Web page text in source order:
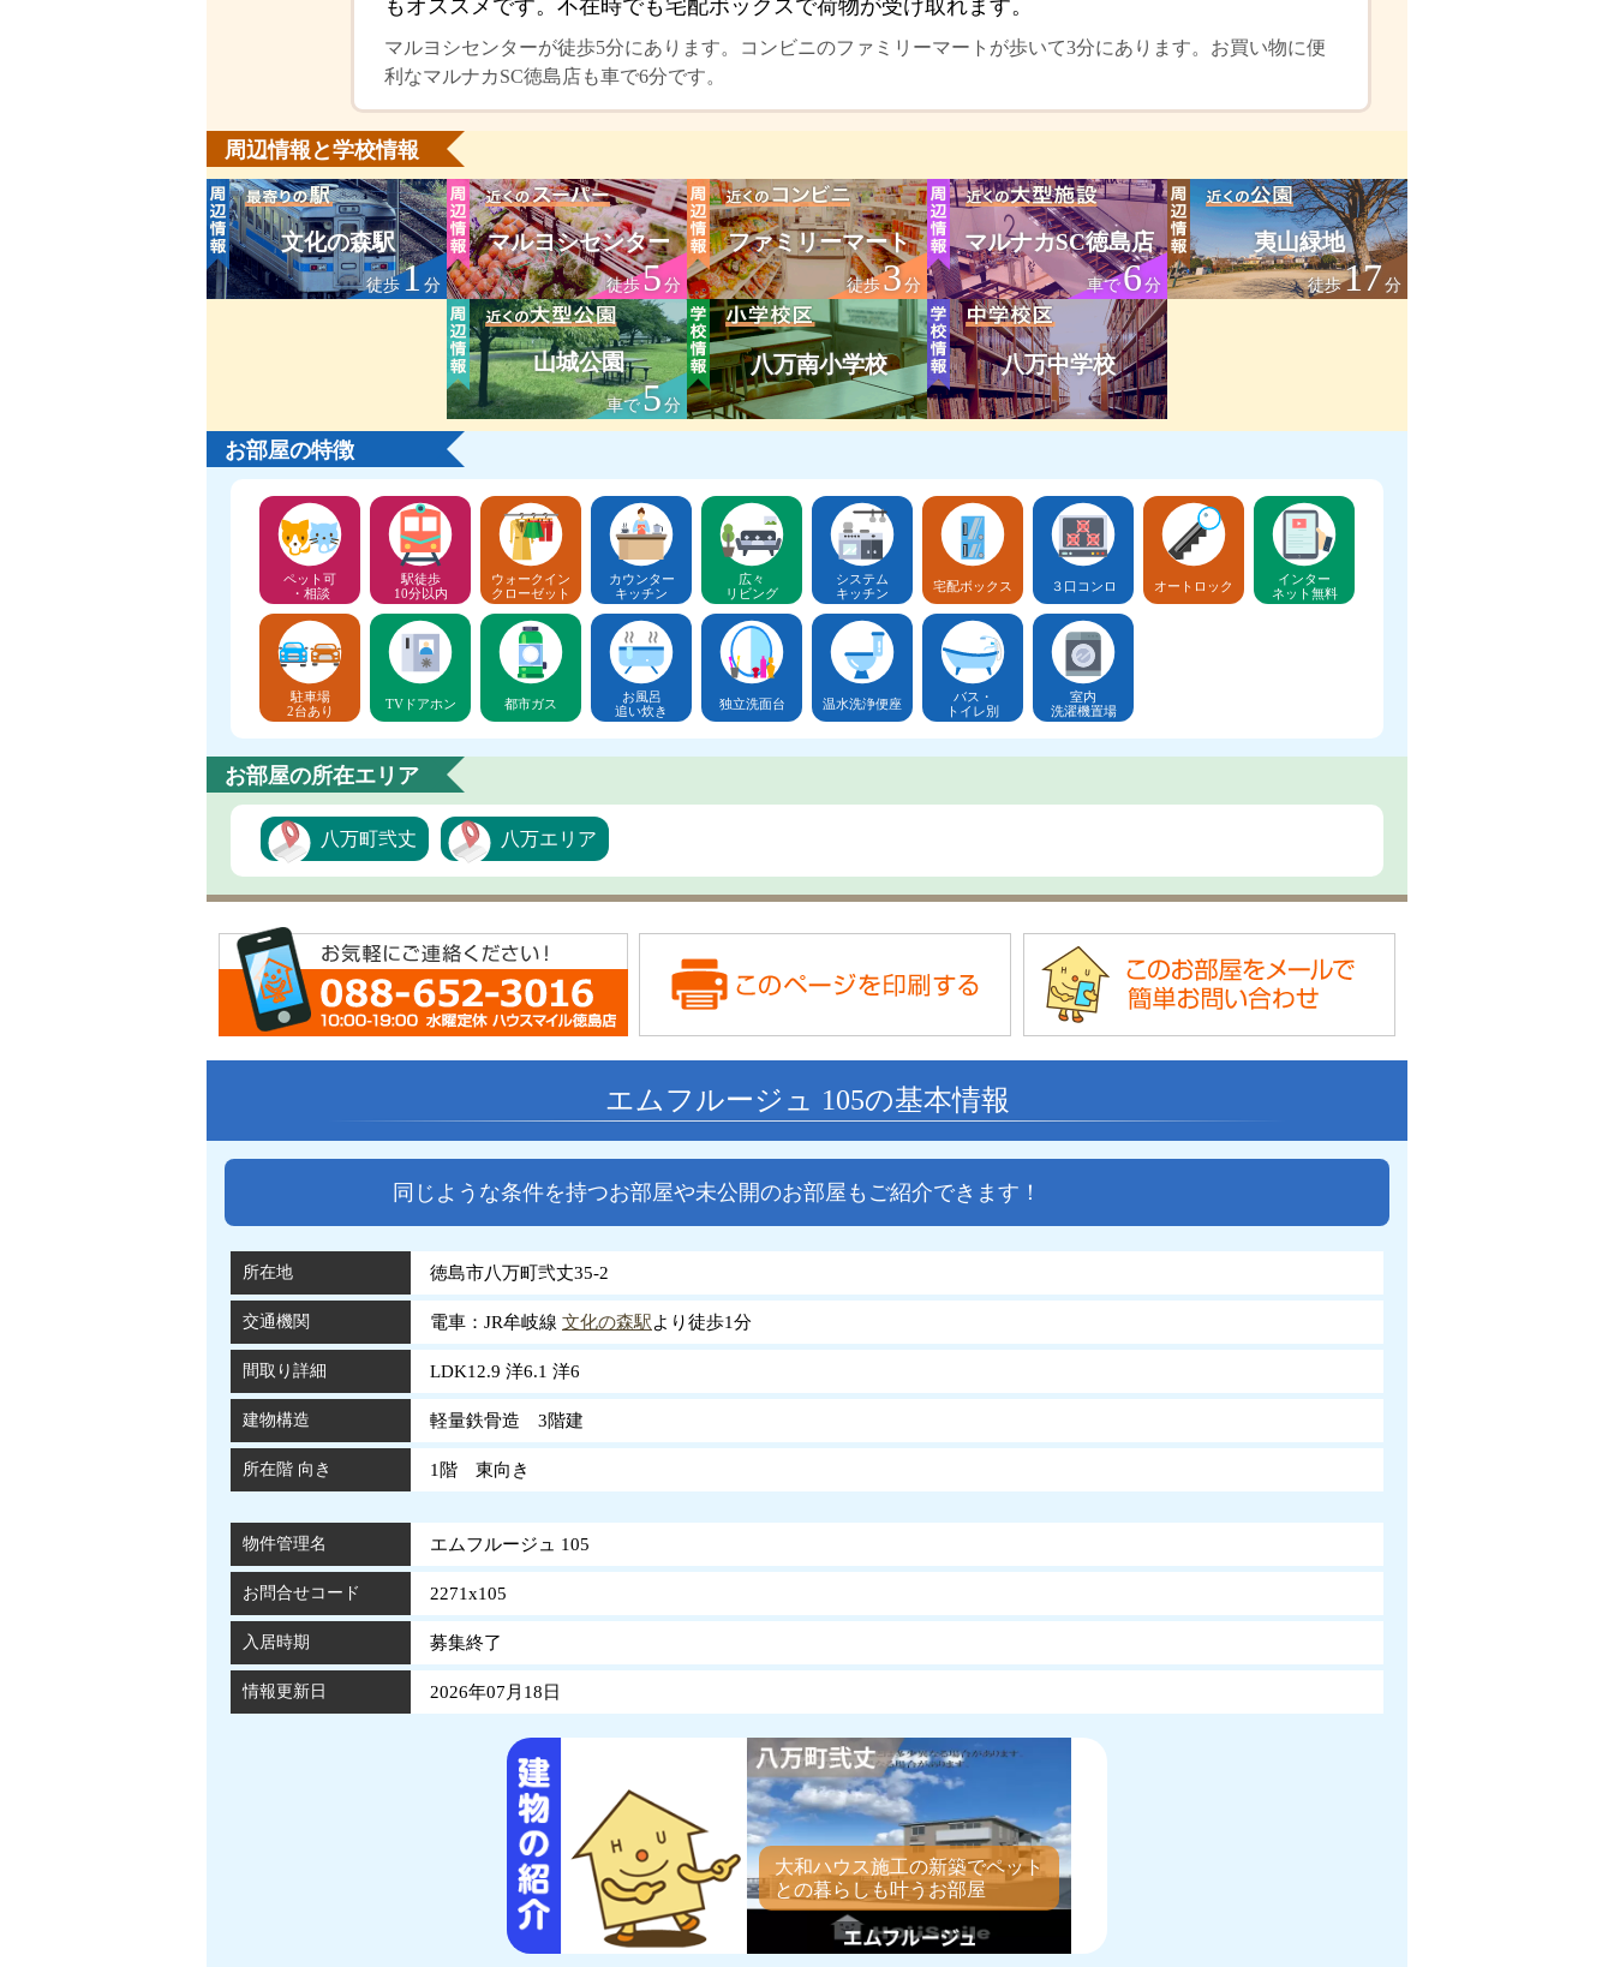
もオススメです。不在時でも宅配ボックスで荷物が受け取れます。
マルヨシセンターが徒歩5分にあります。コンビニのファミリーマートが歩いて3分にあります。お買い物に便
利なマルナカSC徳島店も車で6分です。
周辺情報と学校情報
文化の森駅
徒歩1分
マルヨシセンター
徒歩5分
ファミリーマート
徒歩3分
マルナカSC徳島店
車で6分
夷山緑地
徒歩17分
山城公園
車で5分
八万南小学校 八万中学校
お部屋の特徴
ペット可
・相談
駅徒歩
10分以内
ウォークイン
クローゼット
カウンター
キッチン
広々
リビング
システム
キッチン
宅配ボックス ３口コンロ オートロック
インター
ネット無料
駐車場
2台あり
TVドアホン 都市ガス
お風呂
追い炊き
独立洗面台 温水洗浄便座
バス・
トイレ別
室内
洗濯機置場
お部屋の所在エリア
八万町弐丈 八万エリア
エムフルージュ 105の基本情報
同じような条件を持つお部屋や未公開のお部屋もご紹介できます！
所在地 徳島市八万町弐丈35-2
交通機関 電車：JR牟岐線 文化の森駅より徒歩1分
間取り詳細 LDK12.9 洋6.1 洋6
建物構造 軽量鉄骨造 3階建
所在階 向き 1階 東向き
物件管理名 エムフルージュ 105
お問合せコード 2271x105
入居時期 募集終了
情報更新日 2026年07月18日
大和ハウス施工の新築でペット
との暮らしも叶うお部屋